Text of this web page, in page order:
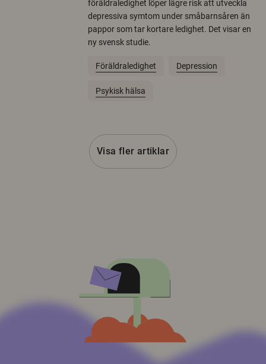
föräldraledighet löper lägre risk att utveckla
depressiva symtom under småbarnsåren än
pappor som tar kortare ledighet. Det visar en
ny svensk studie.
Föräldraledighet Depression
Psykisk hälsa
Visa fler artiklar